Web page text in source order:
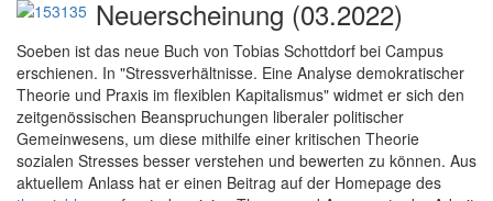
Neuerscheinung (03.2022)
Soeben ist das neue Buch von Tobias Schottdorf bei Campus
erschienen. In "Stressverhältnisse. Eine Analyse demokratischer
Theorie und Praxis im flexiblen Kapitalismus" widmet er sich den
zeitgenössischen Beanspruchungen liberaler politischer
Gemeinwesens, um diese mithilfe einer kritischen Theorie
sozialen Stresses besser verstehen und bewerten zu können. Aus
aktuellem Anlass hat er einen Beitrag auf der Homepage des